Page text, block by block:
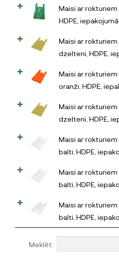
Maisi ar rokturiem
HDPE,
Maisi ar rokturiem
dzelteni, HDPE,
Maisi ar rokturiem
oranži, HDPE,
Maisi ar rokturiem
dzelteni, HDPE,
Maisi ar rokturiem
balti, HDPE,
Maisi ar rokturiem
balti, HDPE,
Maisi ar rokturiem
balti, HDPE,
Meklēt: